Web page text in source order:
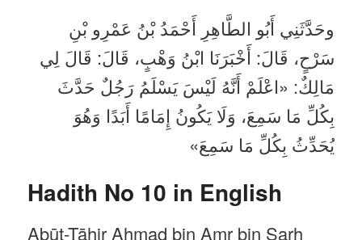
وحَدَّثَنِي أَبُو الطَّاهِرِ أَحْمَدُ بْنُ عَمْرِو بْنِ
سَرْحٍ، قَالَ: أَخْبَرَنَا ابْنُ وَهْبٍ، قَالَ: قَالَ لِي
مَالِكٌ: «اعْلَمْ أَنَّهُ لَيْسَ يَسْلَمُ رَجُلٌ حَدَّثَ
بِكُلِّ مَا سَمِعَ، وَلَا يَكُونُ إِمَامًا أَبَدًا وَهُوَ
يُحَدِّثُ بِكُلِّ مَا سَمِعَ»
Hadith No 10 in English
Abūt-Tāhir Ahmad bin Amr bin Sarh